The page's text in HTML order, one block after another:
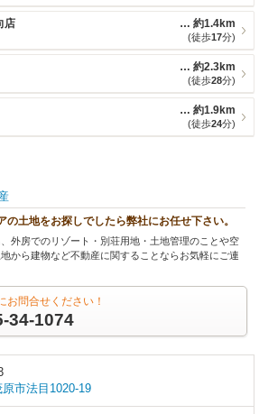
店 約1.4km
(徒歩17分)
約2.3km
(徒歩28分)
約1.9km
(徒歩24分)
の土地をお探しでしたら弊社にお任せ下さい。
外房でのリゾート・別荘用地・土地管理のことや空
から建物など不動産に関することならお気軽にご連
お問合せください！
34-1074
市法目1020-19